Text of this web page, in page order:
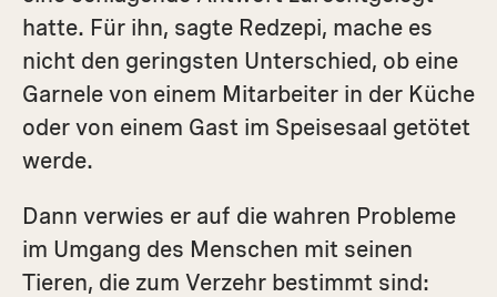
hatte. Für ihn, sagte Redzepi, mache es
nicht den geringsten Unterschied, ob eine
Garnele von einem Mitarbeiter in der Küche
oder von einem Gast im Speisesaal getötet
werde.
Dann verwies er auf die wahren Probleme
im Umgang des Menschen mit seinen
Tieren, die zum Verzehr bestimmt sind: